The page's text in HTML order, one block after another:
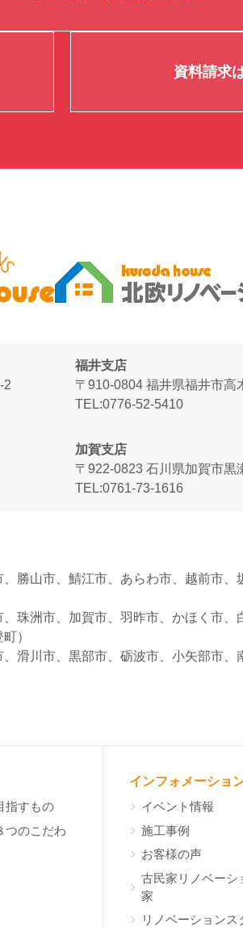
資料請求
2
福井支店
〒910-0804 福井県福井市高
TEL 0776-52-5410
加賀支店
〒922-0823 石川県加賀市黒
TEL 0761-73-1616
勝山市、鯖江市、あらわ市、越前市、
珠洲市、加賀市、羽昨市、かほく市、
）
滑川市、黒部市、砺波市、小矢部市、
指すもの
つのこだわ
インフォメーショ
イベント情報
施工事例
お客様の声
古民家リノベーシ
家
リノベーションス